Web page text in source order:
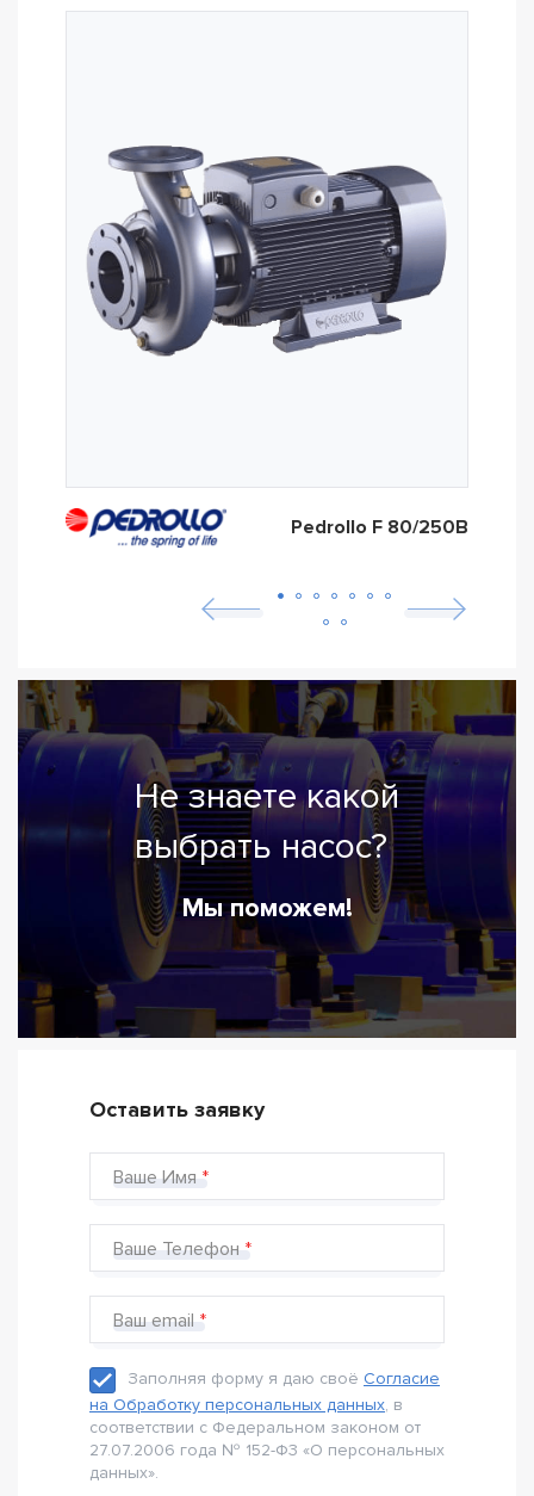
Pedrollo F 80/250B
Не знаете какой
выбрать насос?
Мы поможем!
Оставить заявку
Ваше Имя
Ваше Телефон
Ваш email
Заполняя форму я даю своё Согласие
на Обработку персональных данных, в
соответствии с Федеральном законом от
27.07.2006 года № 152-Ф3 «О персональных
данных».